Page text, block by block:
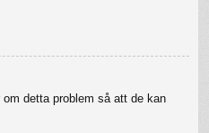
detta problem så att de kan